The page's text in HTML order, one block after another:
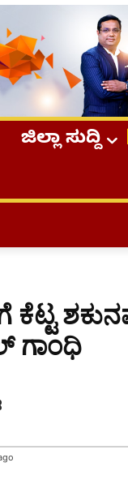
ಜಿಲ್ಲಾ ಸುದ್ದಿ
ಗಾಂಧಿ